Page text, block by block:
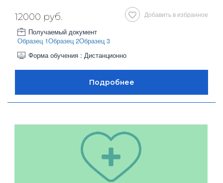
Добавить в избранное
12000 руб.
Получаемый документ
Образец 1Образец 2Образец 3
Форма обучения : Дистанционно